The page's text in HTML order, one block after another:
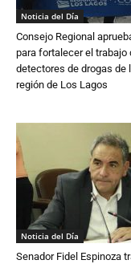
Noticia del Día
Consejo Regional
para fortalecer el trabajo
detectores de drogas de
región de Los Lagos
Noticia del Día
Senador Fidel Espinoza